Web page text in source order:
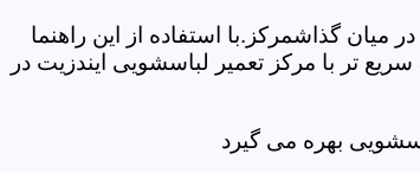
گذاشمرکز.با استفاده از این راهنما
تر با مرکز تعمیر لباسشویی ایندزیت در
بهره می گیرد